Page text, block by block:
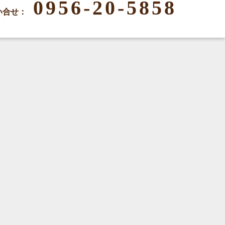
せ： 0956-20-5858